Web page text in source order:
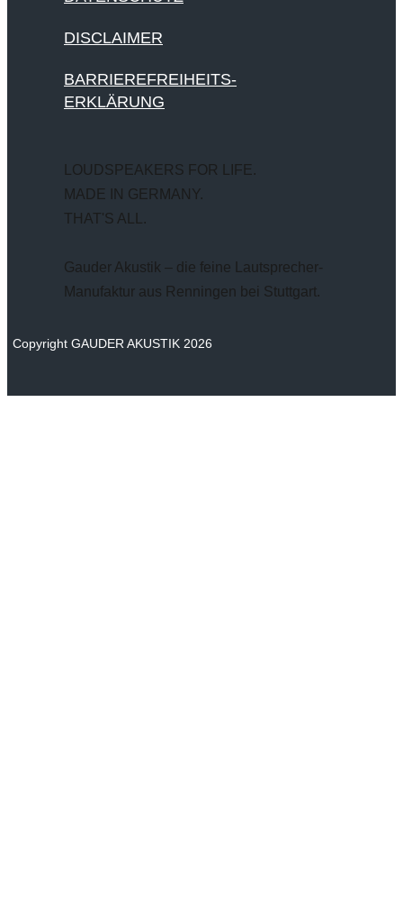
DISCLAIMER
BARRIEREFREIHEITS-
ERKLÄRUNG
LOUDSPEAKERS FOR LIFE.
MADE IN GERMANY.
THAT'S ALL.
Gauder Akustik – die feine Lautsprecher-
Manufaktur aus Renningen bei Stuttgart.
Copyright GAUDER AKUSTIK 2026